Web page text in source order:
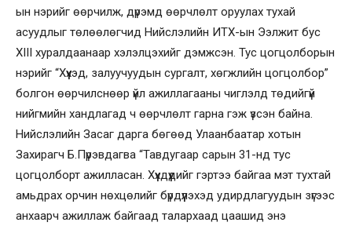
ын нэрийг өөрчилж, дүрэмд өөрчлөлт оруулах тухай
асуудлыг төлөөлөгчид Нийслэлийн ИТХ-ын Ээлжит бус
XIII хуралдаанаар хэлэлцэхийг дэмжсэн. Тус цогцолборын
нэрийг “Хүүхэд, залуучуудын сургалт, хөгжлийн цогцолбор”
болгон өөрчилснөөр үйл ажиллагааны чиглэлд төдийгүй
нийгмийн хандлагад ч өөрчлөлт гарна гэж үзсэн байна.
Нийслэлийн Засаг дарга бөгөөд Улаанбаатар хотын
Захирагч Б.Пүрэвдагва “Тавдугаар сарын 31-нд тус
цогцолборт ажилласан. Хүүхдүүдийг гэртээ байгаа мэт тухтай
амьдрах орчин нөхцөлийг бүрдүүлэхэд удирдлагуудын зүгээс
анхаарч ажиллаж байгаад талархаад цаашид энэ